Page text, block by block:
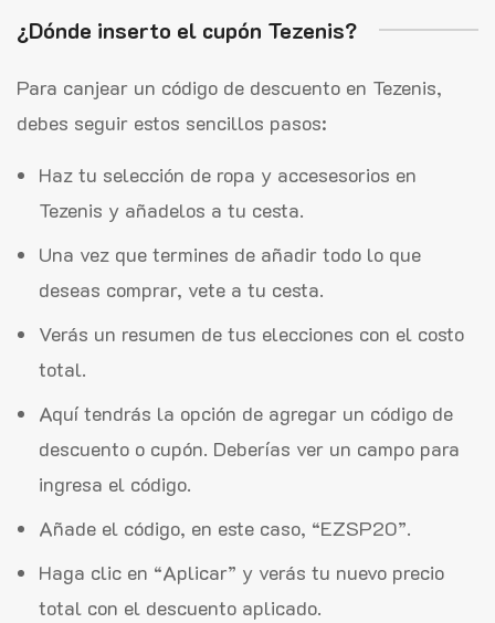
¿Dónde inserto el cupón Tezenis?
Para canjear un código de descuento en Tezenis,
debes seguir estos sencillos pasos:
Haz tu selección de ropa y accesesorios en
Tezenis y añadelos a tu cesta.
Una vez que termines de añadir todo lo que
deseas comprar, vete a tu cesta.
Verás un resumen de tus elecciones con el costo
total.
Aquí tendrás la opción de agregar un código de
descuento o cupón. Deberías ver un campo para
ingresa el código.
Añade el código, en este caso, “EZSP20”.
Haga clic en “Aplicar” y verás tu nuevo precio
total con el descuento aplicado.